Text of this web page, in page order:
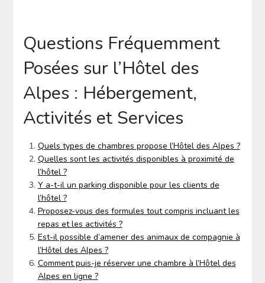
Questions Fréquemment
Posées sur l’Hôtel des
Alpes : Hébergement,
Activités et Services
Quels types de chambres propose l’Hôtel des Alpes ?
Quelles sont les activités disponibles à proximité de
l’hôtel ?
Y a-t-il un parking disponible pour les clients de
l’hôtel ?
Proposez-vous des formules tout compris incluant les
repas et les activités ?
Est-il possible d’amener des animaux de compagnie à
l’Hôtel des Alpes ?
Comment puis-je réserver une chambre à l’Hôtel des
Alpes en ligne ?